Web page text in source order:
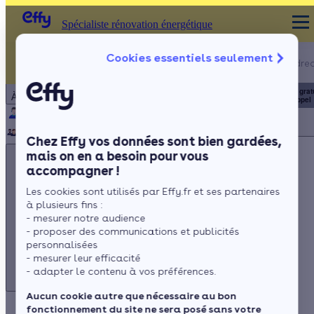
Cookies essentiels seulement
Chez Effy vos données sont bien gardées,
mais on en a besoin pour vous
accompagner !
Les cookies sont utilisés par Effy.fr et ses partenaires
à plusieurs fins :
- mesurer notre audience
- proposer des communications et publicités
personnalisées
- mesurer leur efficacité
- adapter le contenu à vos préférences.
Aucun cookie autre que nécessaire au bon
fonctionnement du site ne sera posé sans votre
À propos
Notre équipe
Rejoignez-nous Presse
Spécialiste rénovation énergétique
Appelez-nous !
du lundi au
Service
+ prix appel
Appelez-nous !
du lundi au vendredi - 8h à 19h
3456
Service gratuit
+ prix appel
Spécialiste rénovation énergétique